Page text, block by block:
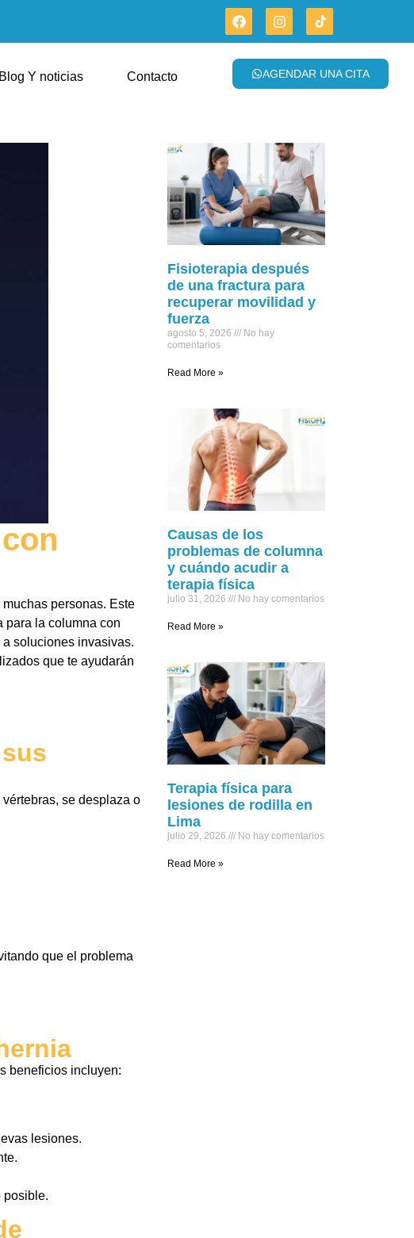
Blog Y noticias Contacto AGENDAR UNA CITA
personas. Este
para la columna con
soluciones invasivas.
que te ayudarán
se desplaza o
que el problema
beneficios incluyen:
lesiones.
posible.
Fisioterapia después
de una fractura para
recuperar movilidad y
fuerza
agosto 5, 2026
No hay
comentarios
Read More »
Causas de los
problemas de columna
y cuándo acudir a
terapia física
julio 31, 2026 No hay comentarios
Read More »
Terapia física para
lesiones de rodilla en
Lima
julio 29, 2026 No hay comentarios
Read More »